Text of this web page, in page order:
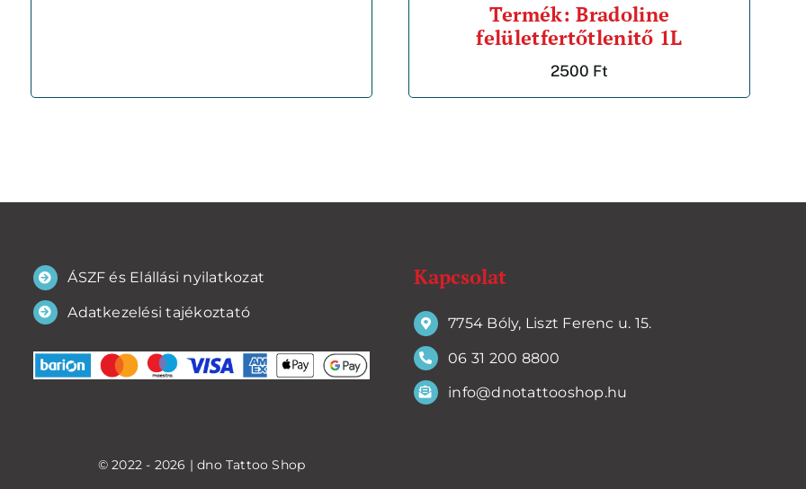
Termék: Bradoline
felületfertőtlenitő 1L
2500 Ft
ÁSZF és Elállási nyilatkozat
Adatkezelési tajékoztató
Kapcsolat
7754 Bóly, Liszt Ferenc u. 15.
06 31 200 8800
info@dnotattooshop.hu
© 2022 - 2026 | dno Tattoo Shop